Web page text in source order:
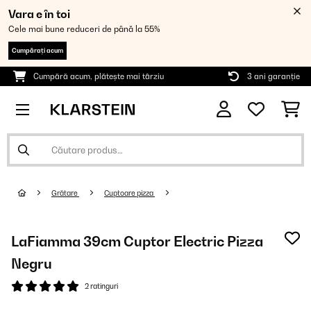
Vara e în toi
Cele mai bune reduceri de până la 55%
Cumpărați acum
Cumpără acum, plătește mai târziu 3 ani garanție
Grătare Cuptoare pizza
LaFiamma 39cm Cuptor Electric Pizza
Negru
2 ratinguri